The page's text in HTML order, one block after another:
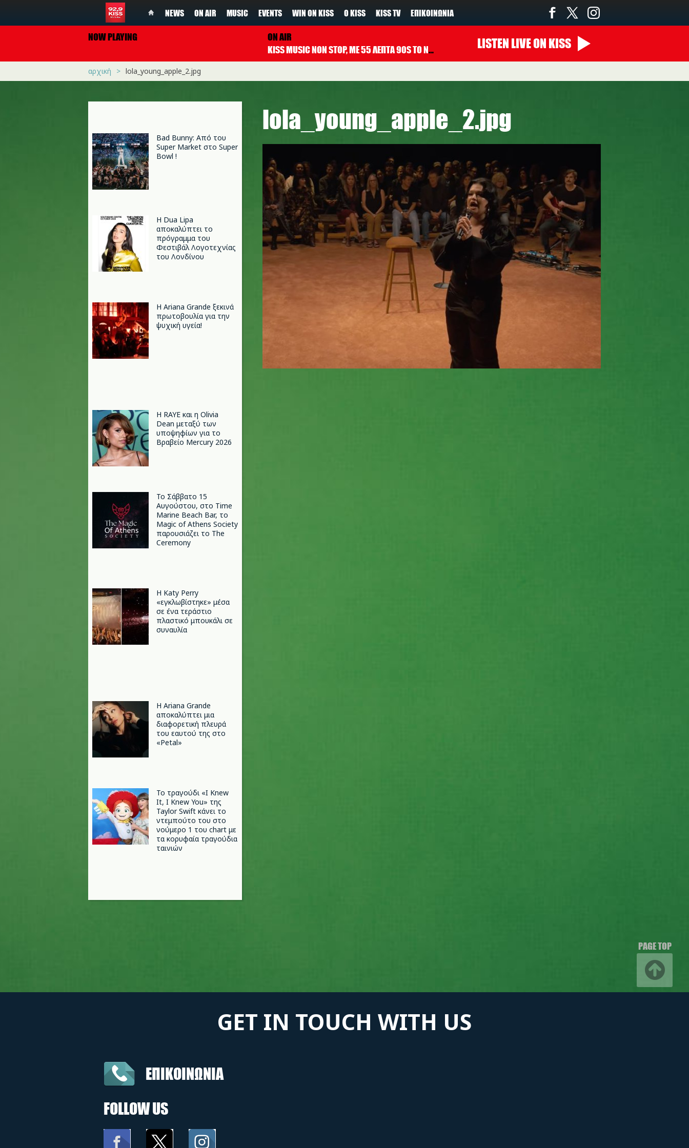
NEWS ON AIR MUSIC EVENTS WIN ON KISS Ο KISS KISS TV ΕΠΙΚΟΙΝΩΝΊΑ
NOW PLAYING
ON AIR
KISS MUSIC NON STOP, ΜΕ 55 ΛΕΠΤΑ 90S TO NOW ΚΑΘΕ ΩΡΑ
00:00 - 10:00
LISTEN LIVEON KISS
αρχική lola_young_apple_2.jpg
Bad Bunny: Από του
Super Market στο Super
Bowl !
Η Dua Lipa
αποκαλύπτει το
πρόγραμμα του
Φεστιβάλ Λογοτεχνίας
του Λονδίνου
Η Ariana Grande ξεκινά
πρωτοβουλία για την
ψυχική υγεία!
Η RAYE και η Olivia
Dean μεταξύ των
υποψηφίων για το
Βραβείο Mercury 2026
Το Σάββατο 15
Αυγούστου, στο Time
Marine Beach Bar, το
Magic of Athens Society
παρουσιάζει το The
Ceremony
H Katy Perry
«εγκλωβίστηκε» μέσα
σε ένα τεράστιο
πλαστικό μπουκάλι σε
συναυλία
Η Ariana Grande
αποκαλύπτει μια
διαφορετική πλευρά
του εαυτού της στο
«Petal»
Το τραγούδι «I Knew
It, I Knew You» της
Taylor Swift κάνει το
ντεμπούτο του στο
νούμερο 1 του chart με
τα κορυφαία τραγούδια
ταινιών
lola_young_apple_2.jpg
PAGE TOP
GET IN TOUCH WITH US
ΕΠΙΚΟΙΝΩΝΙΑ
FOLLOW US